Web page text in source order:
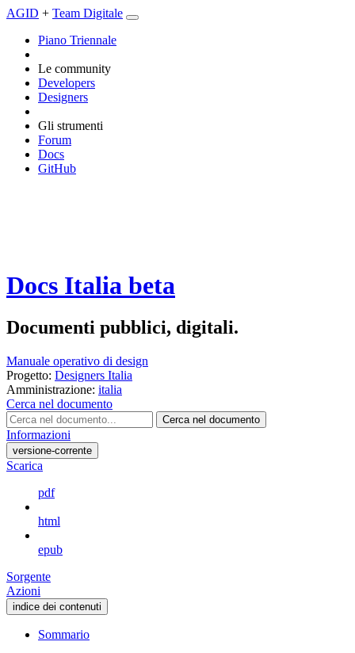
AGID + Team Digitale
Piano Triennale
Le community
Developers
Designers
Gli strumenti
Forum
Docs
GitHub
Docs Italia beta
Documenti pubblici, digitali.
Manuale operativo di design
Progetto: Designers Italia
Amministrazione: italia
Cerca nel documento
Cerca nel documento
Informazioni
versione-corrente
Scarica
pdf
html
epub
Sorgente
Azioni
indice dei contenuti
Sommario